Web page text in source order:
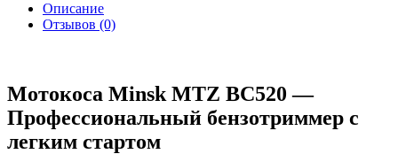
Описание
Отзывов (0)
Мотокоса Minsk MTZ BC520 —
Профессиональный бензотриммер с
легким стартом